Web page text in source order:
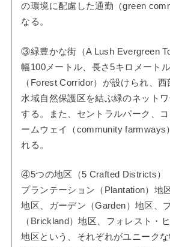
の環境に配慮した通勤（green
なる。
③緑豊かな街（A Lush Evergreen
幅100メートル、長さ5キロメート
（Forest Corridor）が設けられ、
水域自然保護区を結ぶ緑のネット
する。また、セントラルパーク、
ームウェイ（community farmways
れる。
④5つの地区（5 Crafted Districts）
プランテーション（Plantation）地
地区、ガーデン（Garden）地区、
（Brickland）地区、フォレスト・
地区という、それぞれがユニーク